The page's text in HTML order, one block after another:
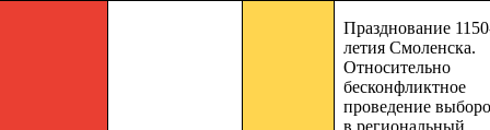
Празднование
летия Смоленска.
Относительно
бесконфликтное
проведение
в региональный